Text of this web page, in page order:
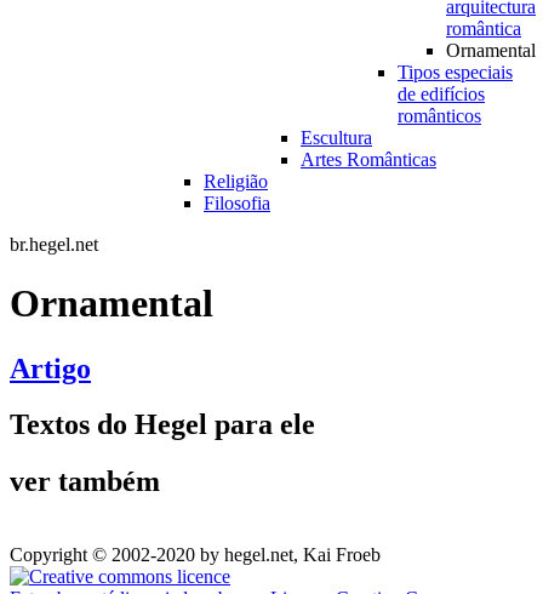
arquitectura
romântica
Ornamental
Tipos especiais
de edifícios
românticos
Escultura
Artes Românticas
Religião
Filosofia
br.hegel.net
Ornamental
Artigo
Textos do Hegel para ele
ver também
Copyright © 2002-2020 by hegel.net, Kai Froeb